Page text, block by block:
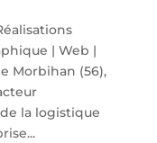
| Web |
Morbihan (56),
la logistique